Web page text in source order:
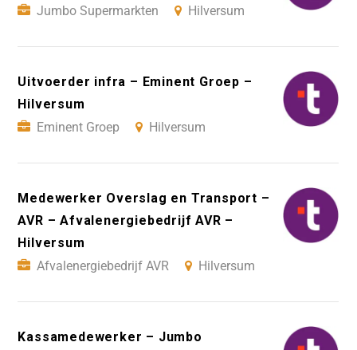
Jumbo Supermarkten
Hilversum
Uitvoerder infra – Eminent Groep –
Hilversum
Eminent Groep
Hilversum
Medewerker Overslag en Transport –
AVR – Afvalenergiebedrijf AVR –
Hilversum
Afvalenergiebedrijf AVR
Hilversum
Kassamedewerker – Jumbo